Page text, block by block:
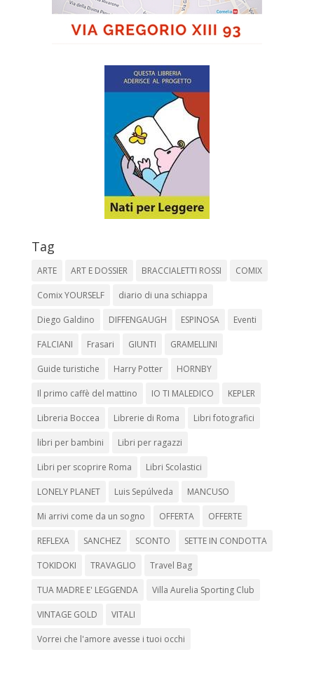
Tag
ARTE ART E DOSSIER BRACCIALETTI ROSSI COMIX
Comix YOURSELF diario di una schiappa
Diego Galdino DIFFENGAUGH ESPINOSA Eventi
FALCIANI Frasari GIUNTI GRAMELLINI
Guide turistiche Harry Potter HORNBY
Il primo caffè del mattino IO TI MALEDICO KEPLER
Libreria Boccea Librerie di Roma Libri fotografici
libri per bambini Libri per ragazzi
Libri per scoprire Roma Libri Scolastici
LONELY PLANET Luis Sepúlveda MANCUSO
Mi arrivi come da un sogno OFFERTA OFFERTE
REFLEXA SANCHEZ SCONTO SETTE IN CONDOTTA
TOKIDOKI TRAVAGLIO Travel Bag
TUA MADRE E' LEGGENDA Villa Aurelia Sporting Club
VINTAGE GOLD VITALI
Vorrei che l'amore avesse i tuoi occhi